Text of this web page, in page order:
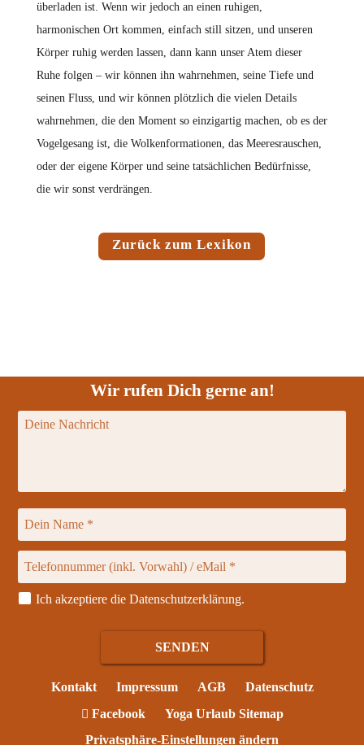
überladen ist. Wenn wir jedoch an einen ruhigen,
harmonischen Ort kommen, einfach still sitzen, und unseren
Körper ruhig werden lassen, dann kann unser Atem dieser
Ruhe folgen – wir können ihn wahrnehmen, seine Tiefe und
seinen Fluss, und wir können plötzlich die vielen Details
wahrnehmen, die den Moment so einzigartig machen, ob es der
Vogelgesang ist, die Wolkenformationen, das Meeresrauschen,
oder der eigene Körper und seine tatsächlichen Bedürfnisse,
die wir sonst verdrängen.
Zurück zum Lexikon
Wir rufen Dich gerne an!
Ich akzeptiere dieDatenschutzerklärung.
Kontakt Impressum AGB
Datenschutz
Facebook
Yoga Urlaub Sitemap
Privatsphäre-Einstellungen ändern